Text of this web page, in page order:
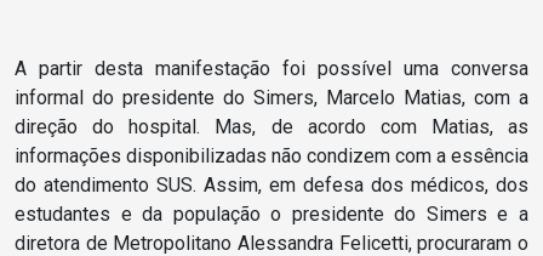
A partir desta manifestação foi possível uma conversa
informal do presidente do Simers, Marcelo Matias, com a
direção do hospital. Mas, de acordo com Matias, as
informações disponibilizadas não condizem com a essência
do atendimento SUS. Assim, em defesa dos médicos, dos
estudantes e da população o presidente do Simers e a
diretora de Metropolitano Alessandra Felicetti, procuraram o